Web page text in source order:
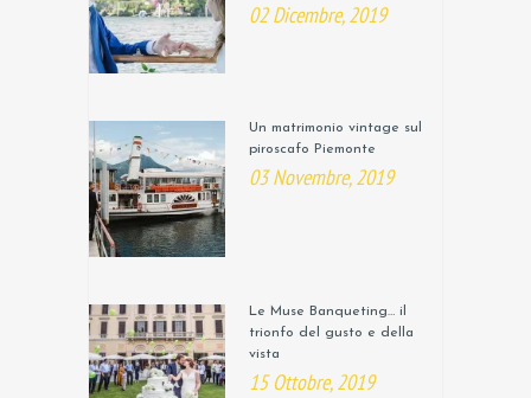
02 Dicembre, 2019
Un matrimonio vintage sul
piroscafo Piemonte
03 Novembre, 2019
Le Muse Banqueting… il
trionfo del gusto e della
vista
15 Ottobre, 2019